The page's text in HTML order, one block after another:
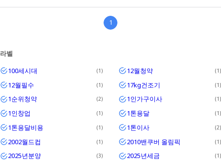
Iglo
1
라벨
100세시대
1 12월청약 1
12월필수 1 17kg건조기 1
1순위청약 2 1인가구이사 1
1인창업 1 1톤용달 1
1톤용달비용 1 1톤이사 2
2002월드컵 1 2010밴쿠버 올림픽 1
2025년분양 3 2025년세금 1